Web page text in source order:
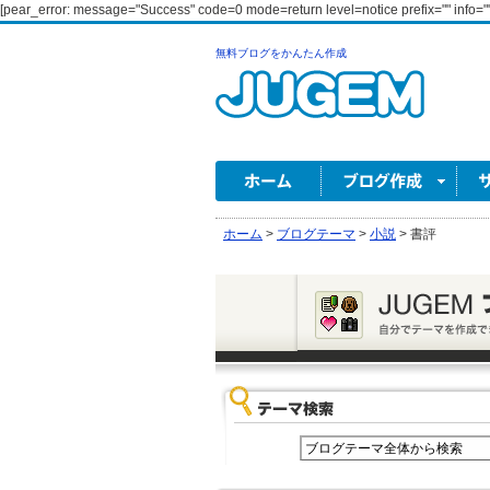
[pear_error: message="Success" code=0 mode=return level=notice prefix=""
無料ブログをかんたん作成
ホーム > ブログテーマ > 小説 > 書評